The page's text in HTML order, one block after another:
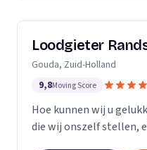
Loodgieter
Gouda, Zuid-Holland
9,8Moving Score
Hoe kunnen wij u
die wij onszelf stellen,